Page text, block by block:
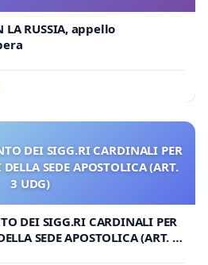
LA RUSSIA, appello
DEI SIGG.RI CARDINALI PER
SEDE APOSTOLICA (ART.
3 UDG)
DEI SIGG.RI CARDINALI PER
SEDE APOSTOLICA (ART. 3